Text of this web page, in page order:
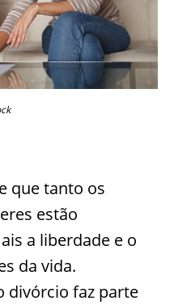
que tanto os
estão
a liberdade e o
da vida.
divórcio faz parte